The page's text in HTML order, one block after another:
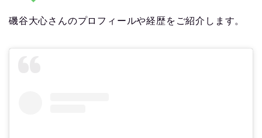
磯谷大心さんのプロフィールや経歴をご紹介します。